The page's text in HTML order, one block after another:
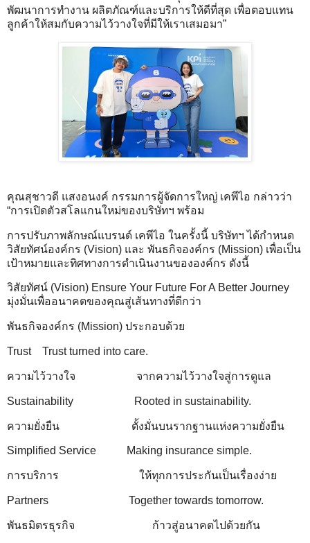
พัฒนาการทำงาน ผลิตภัณฑ์และบริการให้ดีที่สุด เพื่อตอบแทน
ลูกค้าให้สมกับความไว้วางใจที่มีให้เราเสมอมา”
คุณสุชาวดี แสงอนงค์ กรรมการผู้จัดการใหญ่ เคพีไอ กล่าวว่า
“การเปิดตัวสโลแกนใหม่ของบริษัทฯ พร้อม
การปรับภาพลักษณ์แบรนด์ เคพีไอ ในครั้งนี้ บริษัทฯ ได้กำหนด
วิสัยทัศน์องค์กร (Vision) และ พันธกิจองค์กร (Mission) เพื่อเป็น
เป้าหมายและทิศทางการดำเนินงานขององค์กร ดังนี้
วิสัยทัศน์ (Vision) Ensure Your Future For A Better Journey
มุ่งมั่นเพื่ออนาคตของคุณสู่เส้นทางที่ดีกว่า
พันธกิจองค์กร (Mission) ประกอบด้วย
Trust Trust turned into care.
ความไว้วางใจ จากความไว้วางใจสู่การดูแล
Sustainability Rooted in sustainability.
ความยั่งยืน ตั้งมั่นบนรากฐานแห่งความยั่งยืน
Simplified Service Making insurance simple.
การบริการ ให้ทุกการประกันเป็นเรื่องง่าย
Partners Together towards tomorrow.
พันธมิตรธุรกิจ ก้าวสู่อนาคตไปด้วยกัน